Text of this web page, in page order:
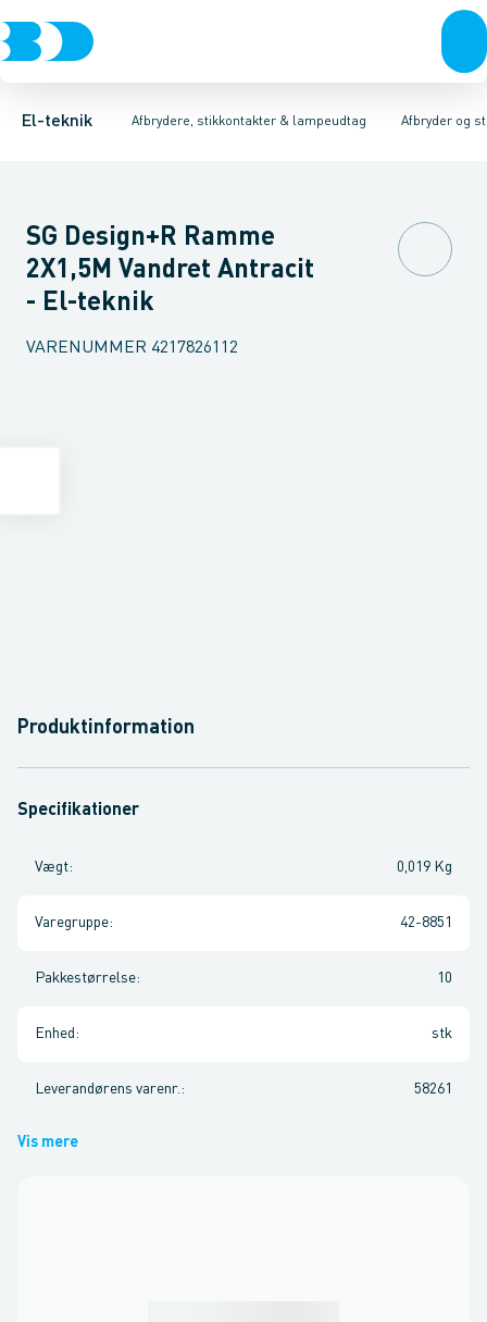
El-teknik Afbrydere, stikkontakter & lampeudtag
Afbrydere, stikkontakter & lampeudtagForgreningsmateriel
Afbryder og
Afbryder og stikdåsemateriel
Afbryder og stikkontakt kombinationInstallationsafbryder
SG Design+R Ramme
2X1,5M Vandret Antracit
- El-teknik
VARENUMMER 4217826112
Produktinformation
Specifikationer
Vægt: 0,019 Kg
Varegruppe: 42-8851
Pakkestørrelse: 10
Enhed : stk
Leverandørens varenr. : 58261
Vis mere